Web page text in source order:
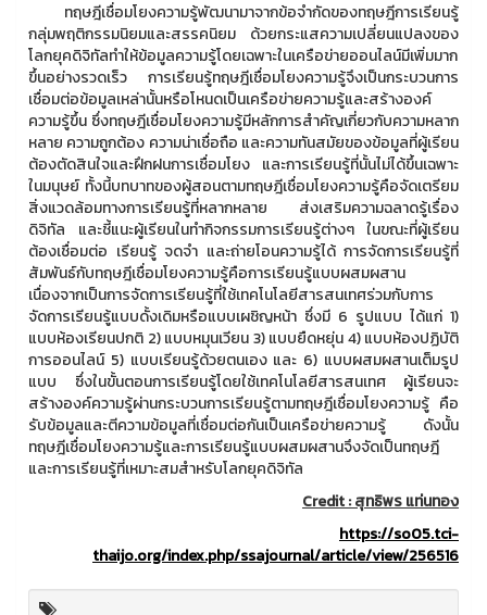
ทฤษฎีเชื่อมโยงความรู้พัฒนามาจากข้อจำกัดของทฤษฎีการเรียนรู้
กลุ่มพฤติกรรมนิยมและสรรคนิยม ด้วยกระแสความเปลี่ยนแปลงของ
โลกยุคดิจิทัลทำให้ข้อมูลความรู้โดยเฉพาะในเครือข่ายออนไลน์มีเพิ่มมาก
ขึ้นอย่างรวดเร็ว การเรียนรู้ทฤษฎีเชื่อมโยงความรู้จึงเป็นกระบวนการ
เชื่อมต่อข้อมูลเหล่านั้นหรือโหนดเป็นเครือข่ายความรู้และสร้างองค์
ความรู้ขึ้น ซึ่งทฤษฎีเชื่อมโยงความรู้มีหลักการสำคัญเกี่ยวกับความหลาก
หลาย ความถูกต้อง ความน่าเชื่อถือ และความทันสมัยของข้อมูลที่ผู้เรียน
ต้องตัดสินใจและฝึกฝนการเชื่อมโยง และการเรียนรู้ที่นั้นไม่ได้ขึ้นเฉพาะ
ในมนุษย์ ทั้งนี้บทบาทของผู้สอนตามทฤษฎีเชื่อมโยงความรู้คือจัดเตรียม
สิ่งแวดล้อมทางการเรียนรู้ที่หลากหลาย ส่งเสริมความฉลาดรู้เรื่อง
ดิจิทัล และชี้แนะผู้เรียนในทำกิจกรรมการเรียนรู้ต่างๆ ในขณะที่ผู้เรียน
ต้องเชื่อมต่อ เรียนรู้ จดจำ และถ่ายโอนความรู้ได้ การจัดการเรียนรู้ที่
สัมพันธ์กับทฤษฎีเชื่อมโยงความรู้คือการเรียนรู้แบบผสมผสาน
เนื่องจากเป็นการจัดการเรียนรู้ที่ใช้เทคโนโลยีสารสนเทศร่วมกับการ
จัดการเรียนรู้แบบดั้งเดิมหรือแบบเผชิญหน้า ซึ่งมี 6 รูปแบบ ได้แก่ 1)
แบบห้องเรียนปกติ 2) แบบหมุนเวียน 3) แบบยืดหยุ่น 4) แบบห้องปฏิบัติ
การออนไลน์ 5) แบบเรียนรู้ด้วยตนเอง และ 6) แบบผสมผสานเต็มรูป
แบบ ซึ่งในขั้นตอนการเรียนรู้โดยใช้เทคโนโลยีสารสนเทศ ผู้เรียนจะ
สร้างองค์ความรู้ผ่านกระบวนการเรียนรู้ตามทฤษฎีเชื่อมโยงความรู้ คือ
รับข้อมูลและตีความข้อมูลที่เชื่อมต่อกันเป็นเครือข่ายความรู้ ดังนั้น
ทฤษฎีเชื่อมโยงความรู้และการเรียนรู้แบบผสมผสานจึงจัดเป็นทฤษฎี
และการเรียนรู้ที่เหมาะสมสำหรับโลกยุคดิจิทัล
Credit : สุทธิพร แท่นทอง
https://so05.tci-
thaijo.org/index.php/ssajournal/article/view/256516